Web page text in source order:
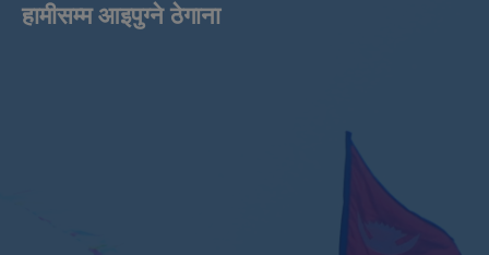
हामीसम्म आइपुग्ने ठेगाना